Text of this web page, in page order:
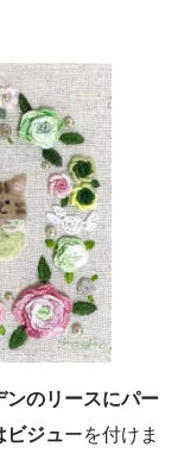
ンのリースにパー
ビジューを付けま